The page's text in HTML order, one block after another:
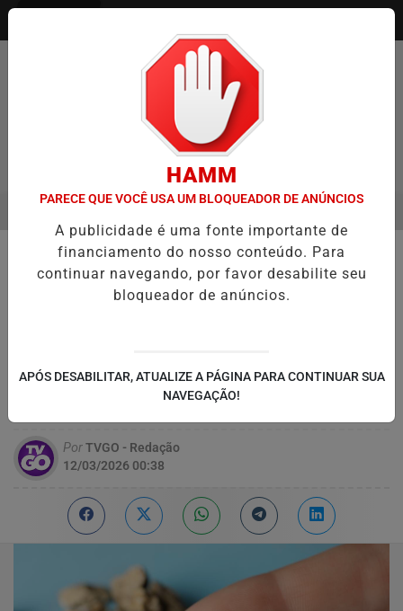
EM ALTA
🏥 SAÚDE
Robôs microscópicos são testados
para dissolver pedras nos rins
redução de cálculos de ácido úrico em
experimentos controlados
PorTVGO - Redação
12/03/2026 00:38
HAMM
PARECE QUE VOCÊ USA UM BLOQUEADOR DE ANÚNCIOS
A publicidade é uma fonte importante de
financiamento do nosso conteúdo. Para
continuar navegando, por favor desabilite seu
bloqueador de anúncios.
APÓS DESABILITAR, ATUALIZE A PÁGINA PARA CONTINUAR SUA
NAVEGAÇÃO!